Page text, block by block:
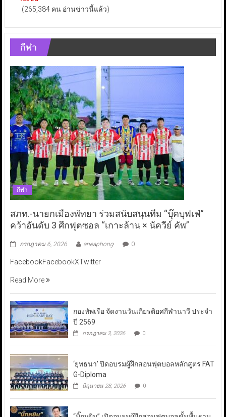
(265,384 คน อ่านข่าวนี้แล้ว)
กีฬา
กีฬา
สภท.-นายกเมืองพัทยา ร่วมสนับสนุนทีม “บุ๊คบุฟเฟ่”
คว้าอันดับ 3 ศึกฟุตซอล “เกาะล้าน × นัควีย์ คัพ”
กรกฎาคม 6, 2026 aneaphong 0
FacebookFacebookXTwitter
Read More
กองทัพเรือ จัดงานวันเกียรติยศกีฬานาวี ประจำ
ปี 2569
กรกฎาคม 3, 2026 0
‘ยุทธนา’ ปิดอบรมผู้ฝึกสอนฟุตบอลหลักสูตร FAT
G-Diploma
มิถุนายน 28, 2026 0